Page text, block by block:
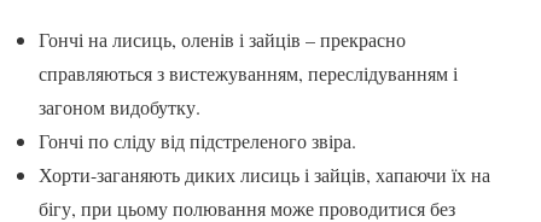
Гончі на лисиць, оленів і зайців – прекрасно
справляються з вистежуванням, переслідуванням і
загоном видобутку.
Гончі по сліду від підстреленого звіра.
Хорти-заганяють диких лисиць і зайців, хапаючи їх на
бігу, при цьому полювання може проводитися без